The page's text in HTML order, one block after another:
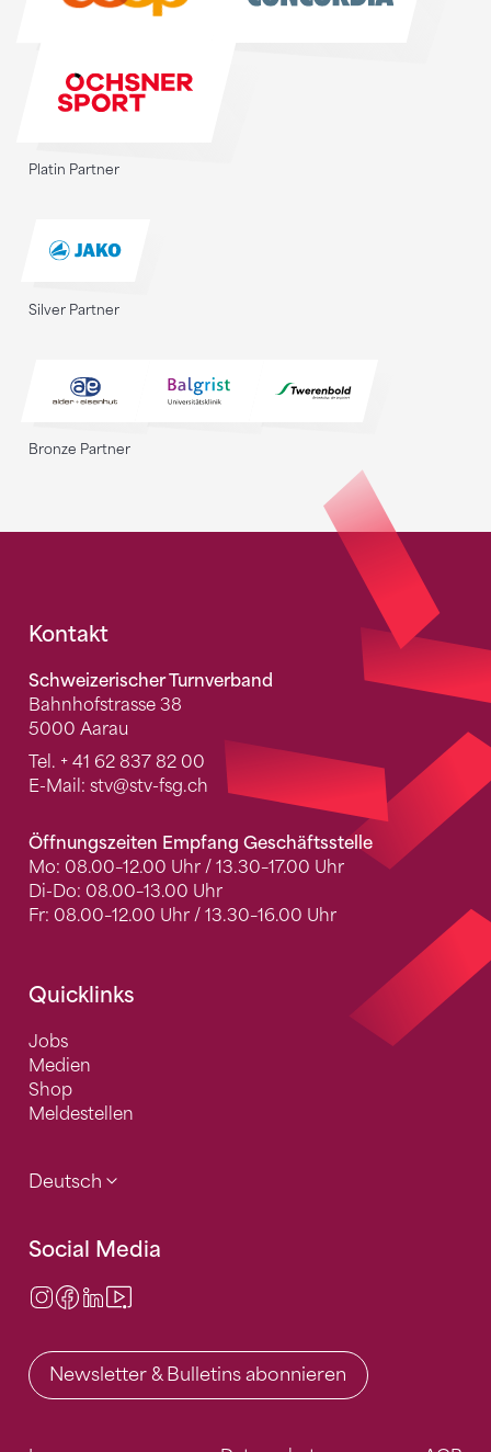
Platin Partner
Silver Partner
Bronze Partner
Fusszeile
Kontakt
Schweizerischer Turnverband
Bahnhofstrasse 38
5000 Aarau
Tel. + 41 62 837 82 00
E-Mail: stv@stv-fsg.ch
Öffnungszeiten Empfang Geschäftsstelle
Mo: 08.00–12.00 Uhr / 13.30–17.00 Uhr
Di-Do: 08.00–13.00 Uhr
Fr: 08.00–12.00 Uhr / 13.30–16.00 Uhr
Quicklinks
Jobs
Medien
Shop
Meldestellen
Deutsch
Social Media
Instagram
Facebook
LinkedIn
Newsletter & Bulletins abonnieren